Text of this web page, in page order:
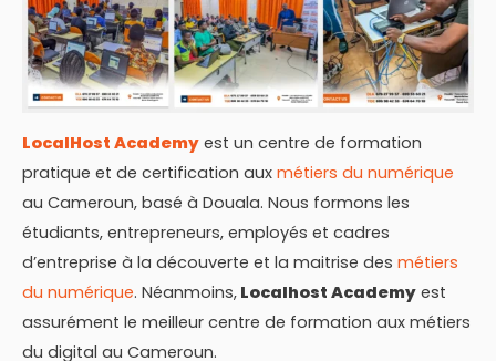
LocalHost Academy est un centre de formation
pratique et de certification aux métiers du numérique
au Cameroun, basé à Douala. Nous formons les
étudiants, entrepreneurs, employés et cadres
d’entreprise à la découverte et la maitrise des métiers
du numérique. Néanmoins, Localhost Academy est
assurément le meilleur centre de formation aux métiers
du digital au Cameroun.